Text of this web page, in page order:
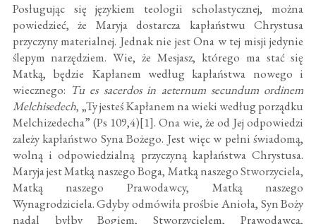
Posługując się językiem teologii scholastycznej, można
powiedzieć, że Maryja dostarcza kapłaństwu Chrystusa
przyczyny materialnej. Jednak nie jest Ona w tej misji jedynie
ślepym narzędziem. Wie, że Mesjasz, którego ma stać się
Matką, będzie Kapłanem według kapłaństwa nowego i
wiecznego: Tu es sacerdos in aeternum secundum ordinem
Melchisedech, „Ty jesteś Kapłanem na wieki według porządku
Melchizedecha” (Ps 109,4)[1]. Ona wie, że od Jej odpowiedzi
zależy kapłaństwo Syna Bożego. Jest więc w pełni świadomą,
wolną i odpowiedzialną przyczyną kapłaństwa Chrystusa.
Maryja jest Matką naszego Boga, Matką naszego Stworzyciela,
Matką naszego Prawodawcy, Matką naszego
Wynagrodziciela. Gdyby odmówiła prośbie Anioła, Syn Boży
nadal byłby Bogiem, Stworzycielem, Prawodawcą,